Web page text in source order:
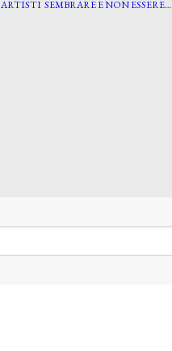
SEMBRARE E NON ESSERE…